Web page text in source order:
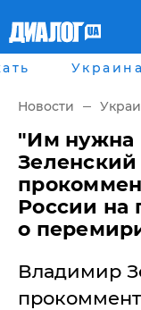
Главная
рассея
Мир
Беларусь
Военное
Наука и Техника
Экономика
Мнение
Пресса
Шоу-биз
Здоровье
Украина
Новости
"Им нужна
Зеленский
России
о
Владимир